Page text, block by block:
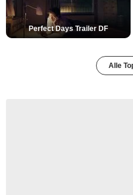
Perfect Days Trailer DF
Alle